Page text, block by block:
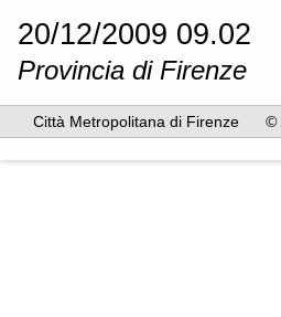
20/12/2009 09.02
Provincia di Firenze
Città Metropolitana di Firenze ©